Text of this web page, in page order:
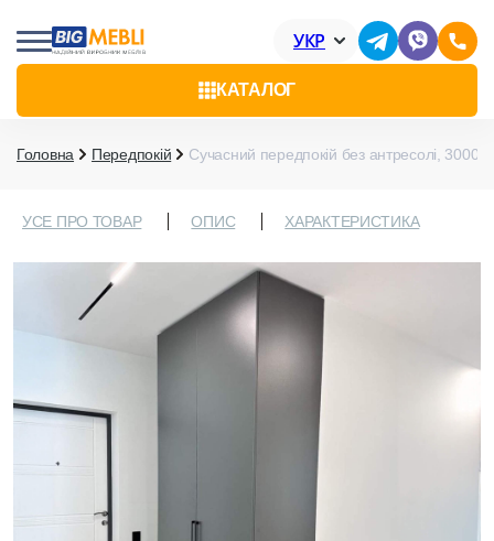
КАТАЛОГ
УКР
Головна Передпокій Сучасний передпокій без антресолі,
УСЕ ПРО ТОВАР ОПИС ХАРАКТЕРИСТИКА